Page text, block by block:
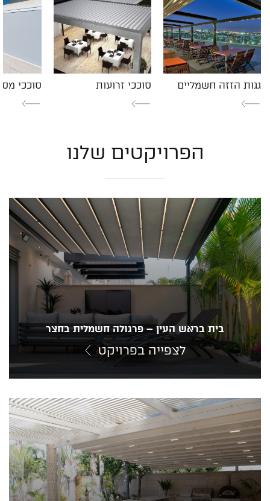
גגות הזזה חשמליים סוככי זרועות סוככי
הפרויקטים שלנו
בית בראש העין – פרגולה חשמלית בחצר
לצפייה בפרויקט